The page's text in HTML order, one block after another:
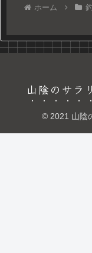
ホーム
山陰のサ
© 2021 山陰